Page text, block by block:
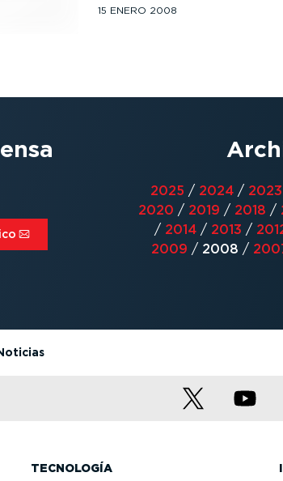
15 ENERO 2008
2025 / 2024 / 2023
2020 / 2019 / 2018 /
/ 2014 / 2013 /
2009 / 2008 /
TECNOLOGÍA